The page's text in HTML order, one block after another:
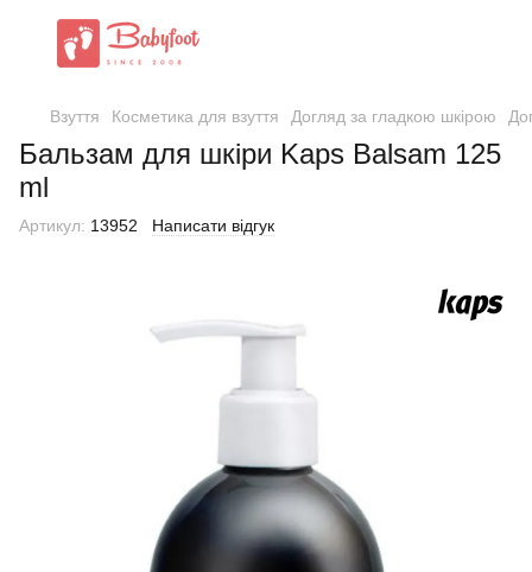
Взуття Косметика для взуття Догляд за гладкою шкірою
Бальзам для шкіри Kaps Balsam 125
ml
Артикул: 13952 Написати відгук